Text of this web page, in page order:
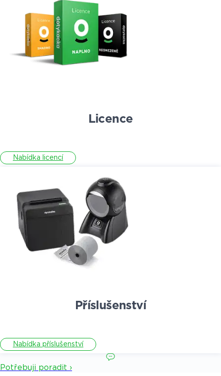
Licence
Nabídka licencí
Příslušenství
Nabídka příslušenství
Potřebuji poradit ›